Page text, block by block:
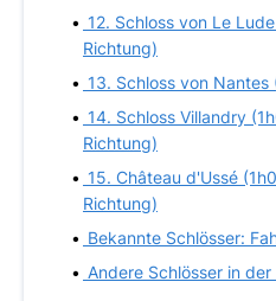
12. Schloss von Le
Richtung)
13. Schloss von
14. Schloss Villandry
Richtung)
15. Château d'Ussé
Richtung)
Bekannte Schlösser:
Andere Schlösser in